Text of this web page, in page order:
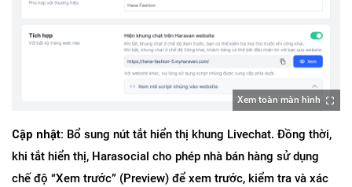
Xem toàn màn hình
Cập nhật: Bổ sung nút tắt hiển thị khung Livechat. Đồng thời,
khi tắt hiển thị, Harasocial cho phép nhà bán hàng sử dụng
chế độ “Xem trước” (Preview) để xem trước, kiểm tra và xác